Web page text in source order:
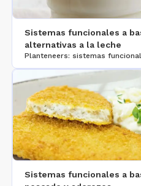
Sistemas funcionales a
alternativas a la leche
Planteneers: sistemas
Sistemas funcionales a